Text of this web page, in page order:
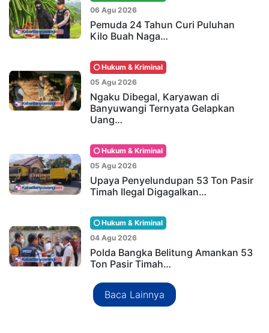
06 Agu 2026
Pemuda 24 Tahun Curi Puluhan
Kilo Buah Naga…
Hukum & Kriminal
05 Agu 2026
Ngaku Dibegal, Karyawan di
Banyuwangi Ternyata Gelapkan
Uang…
Hukum & Kriminal
05 Agu 2026
Upaya Penyelundupan 53 Ton Pasir
Timah Ilegal Digagalkan…
Hukum & Kriminal
04 Agu 2026
Polda Bangka Belitung Amankan 53
Ton Pasir Timah…
Baca Lainnya